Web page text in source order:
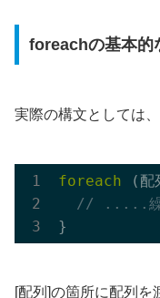
foreachの基本的
実際の構文としては
foreach (配
// .....繰
[配列]の箇所に配列を